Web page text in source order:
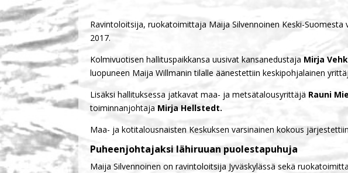
Ravintoloitsija, ruokatoimittaja Maija Silvennoinen Keski-
2017.
Kolmivuotisen hallituspaikkansa uusivat kansanedustaja Mirja
luopuneen Maija Willmanin tilalle äänestettiin keskipohjalainen
Lisäksi hallituksessa jatkavat maa- ja metsätalousyrittäjä Rauni
toiminnanjohtaja Mirja Hellstedt.
Maa- ja kotitalousnaisten Keskuksen varsinainen kokous
Puheenjohtajaksi lähiruuan puolestapuhuja
Maija Silvennoinen on ravintoloitsija Jyväskylässä sekä